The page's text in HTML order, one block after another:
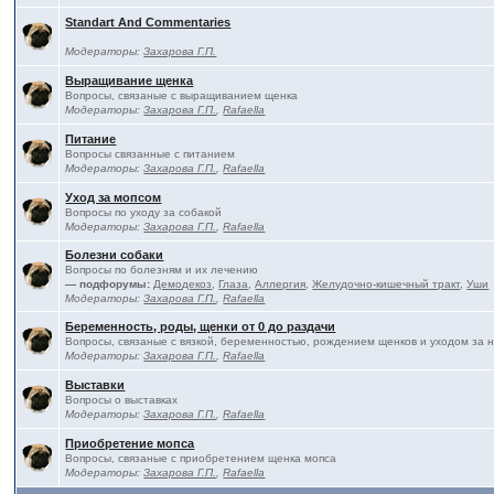
Standart And Commentaries
Модераторы:Захарова Г.П.
Выращивание щенка
Вопросы, связаные с выращиванием щенка
Модераторы:Захарова Г.П. ,Rafaella
Питание
Вопросы связанные с питанием
Модераторы:Захарова Г.П. ,Rafaella
Уход за мопсом
Вопросы по уходу за собакой
Модераторы:Захарова Г.П. ,Rafaella
Болезни собаки
Вопросы по болезням и их лечению
— подфорумы: Демодекоз ,Глаза ,Аллергия ,Желудочно-кишечный тракт,Уши
Модераторы:Захарова Г.П. ,Rafaella
Беременность, роды, щенки от 0 до раздачи
Вопросы, связаные с вязкой, беременностью, рождением щенков и уходом за
Модераторы:Захарова Г.П. ,Rafaella
Выставки
Вопросы о выставках
Модераторы:Захарова Г.П. ,Rafaella
Приобретение мопса
Вопросы, связаные с приобретением щенка мопса
Модераторы:Захарова Г.П. ,Rafaella